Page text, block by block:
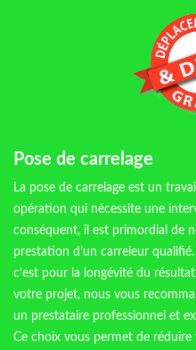
Pose de carrelage
La pose de carrelage est un
opération qui nécessite une
conséquent, il est primordial de
prestation d’un carreleur
c’est pour la longévité du
votre projet, nous vous
un prestataire professionnel et
Ce choix vous permet de